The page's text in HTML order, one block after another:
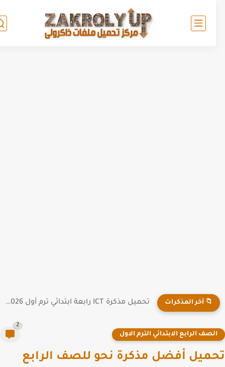
📁 آخر المذكرات تحميل مذكرة ICT رابعة ابتدائي ترم أول 2026 PDF
الرابع الابتدائي الترم الاول
أفضل مذكرة نحو للصف الرابع